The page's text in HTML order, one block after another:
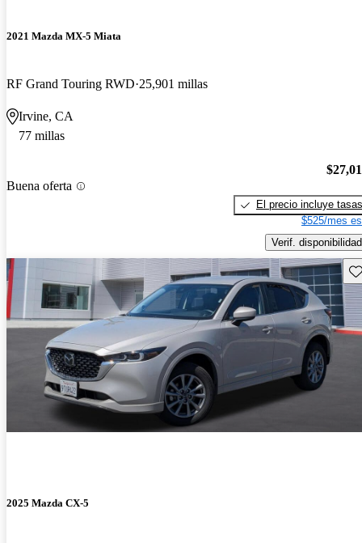
2021 Mazda MX-5 Miata
RF Grand Touring RWD 25,901 millas
Irvine, CA
77 millas
Buena oferta
El precio incluye tasas
$525/mes
Verif. disponibilidad
2025 Mazda CX-5